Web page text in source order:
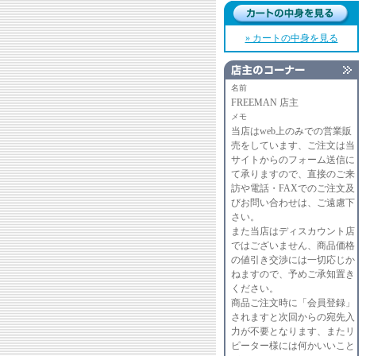
» カートの中身を見る
名前
FREEMAN 店主
メモ
当店はweb上のみでの営業販
売をしています、ご注文は当
サイトからのフォーム送信に
て承りますので、直接のご来
訪や電話・FAXでのご注文及
びお問い合わせは、ご遠慮下
さい。
また当店はディスカウント店
ではございません、商品価格
の値引き交渉には一切応じか
ねますので、予めご承知置き
ください。
商品ご注文時に「会員登録」
されますと次回からの宛先入
力が不要となります、またリ
ピーター様には何かいいこと